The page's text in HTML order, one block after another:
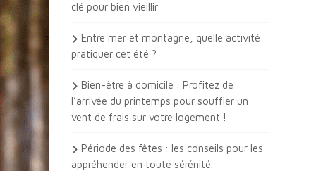
clé pour bien vieillir
Entre mer et montagne, quelle activité
pratiquer cet été ?
Bien-être à domicile : Profitez de
l’arrivée du printemps pour souffler un
vent de frais sur votre logement !
Période des fêtes : les conseils pour les
appréhender en toute sérénité.